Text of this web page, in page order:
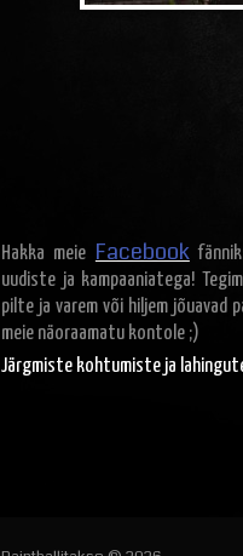
Hakka meie Facebook
uudiste ja kampaaniatega!
pilte ja varem või hiljem jõuavad
meie näoraamatu kontole ;)
Järgmiste kohtumiste ja